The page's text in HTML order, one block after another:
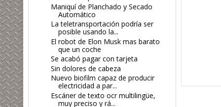
Maniquí de Planchado y Secado
Automático
La teletransportación podría ser
posible usando la...
El robot de Elon Musk mas barato
que un coche
Se acabó pagar con tarjeta
Sin dolores de cabeza
Nuevo biofilm capaz de producir
electricidad a par...
Escáner de texto ocr multilingüe,
muy preciso y rá...